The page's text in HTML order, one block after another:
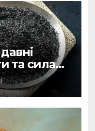
та сила